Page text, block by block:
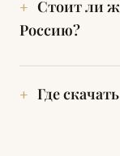
Стоит ли
Россию?
Где